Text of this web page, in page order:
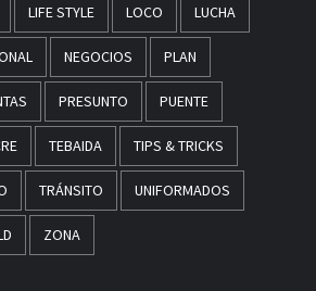
LIFE STYLE LOCO LUCHA
NEGOCIOS PLAN
PRESUNTO PUENTE
TEBAIDA TIPS & TRICKS
TRÁNSITO UNIFORMADOS
ZONA